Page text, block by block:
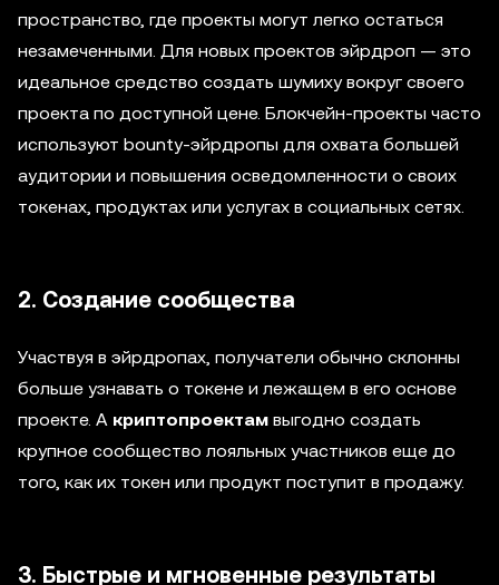
пространство, где проекты могут легко остаться
незамеченными. Для новых проектов эйрдроп — это
идеальное средство создать шумиху вокруг своего
проекта по доступной цене. Блокчейн-проекты часто
используют bounty-эйрдропы для охвата большей
аудитории и повышения осведомленности о своих
токенах, продуктах или услугах в социальных сетях.
2. Создание сообщества
Участвуя в эйрдропах, получатели обычно склонны
больше узнавать о токене и лежащем в его основе
проекте. А криптопроектам выгодно создать
крупное сообщество лояльных участников еще до
того, как их токен или продукт поступит в продажу.
3. Быстрые и мгновенные результаты